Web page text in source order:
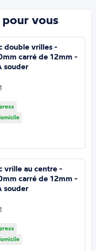
vous
double vrilles -
carré de 12mm -
souder
1
vrille au centre -
carré de 12mm -
souder
1